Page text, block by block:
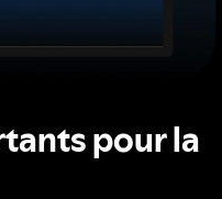
pour la